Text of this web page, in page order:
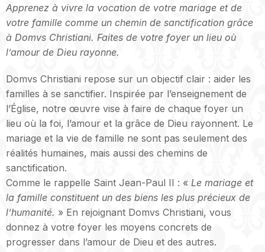
Apprenez à vivre la vocation de votre mariage et de
votre famille comme un chemin de sanctification grâce
à Domvs Christiani. Faites de votre foyer un lieu où
l’amour de Dieu rayonne.
Domvs Christiani repose sur un objectif clair : aider les
familles à se sanctifier. Inspirée par l’enseignement de
l’Église, notre œuvre vise à faire de chaque foyer un
lieu où la foi, l’amour et la grâce de Dieu rayonnent. Le
mariage et la vie de famille ne sont pas seulement des
réalités humaines, mais aussi des chemins de
sanctification.
Comme le rappelle Saint Jean-Paul II : « Le mariage et
la famille constituent un des biens les plus précieux de
l’humanité. » En rejoignant Domvs Christiani, vous
donnez à votre foyer les moyens concrets de
progresser dans l’amour de Dieu et des autres.